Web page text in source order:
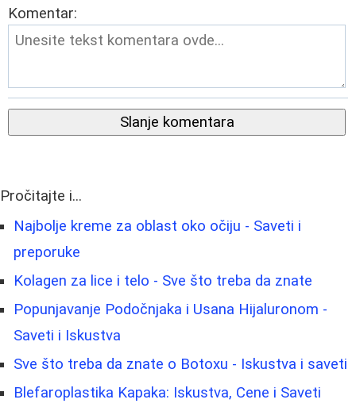
Komentar:
Slanje komentara
Pročitajte i...
Najbolje kreme za oblast oko očiju - Saveti i
preporuke
Kolagen za lice i telo - Sve što treba da znate
Popunjavanje Podočnjaka i Usana Hijaluronom -
Saveti i Iskustva
Sve što treba da znate o Botoxu - Iskustva i saveti
Blefaroplastika Kapaka: Iskustva, Cene i Saveti